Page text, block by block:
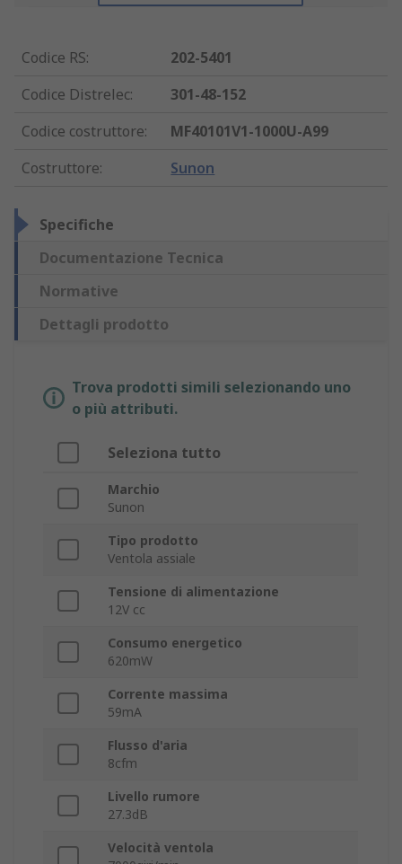
Codice RS:
202-5401
Codice Distrelec:
301-48-152
Codice costruttore:
MF40101V1-1000U-A99
Costruttore: Sunon
Specifiche
Documentazione Tecnica
Normative
Dettagli prodotto
Trova prodotti simili selezionando uno
o più attributi.
Seleziona tutto
Marchio
Sunon
Tipo prodotto
Ventola assiale
Tensione di alimentazione
12V cc
Consumo energetico
620mW
Corrente massima
59mA
Flusso d'aria
8cfm
Livello rumore
27.3dB
Velocità ventola